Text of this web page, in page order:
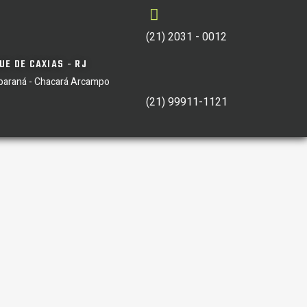
DE CAXIAS - RJ
- Chacará Arcampo
(21) 2031 - 0012
(21) 99911-1121